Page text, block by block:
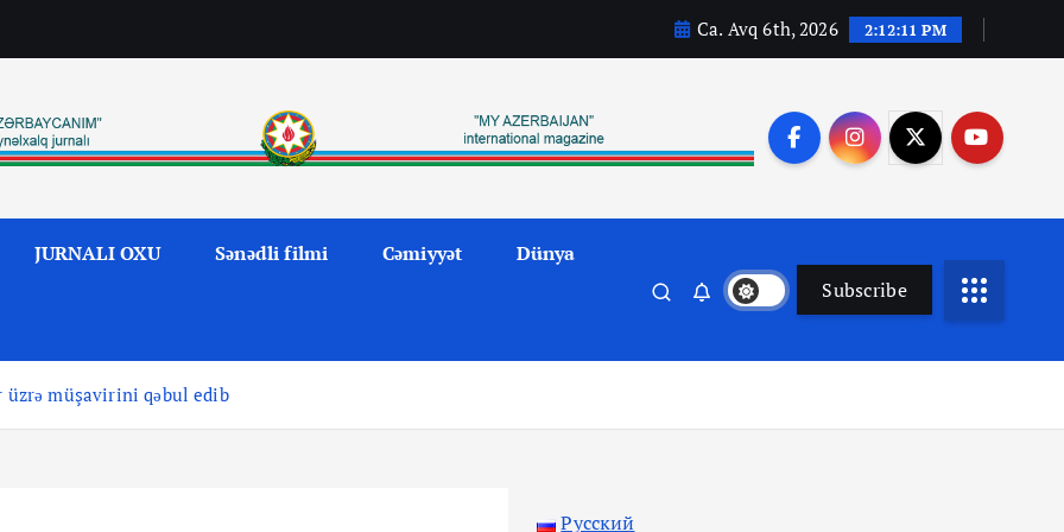
Ca. Avq 6th, 2026 2:12:13 PM
JURNALI OXU Sənədli filmi Cəmiyyət Dünya
Subscribe
müşavirini qəbul edib
Русский